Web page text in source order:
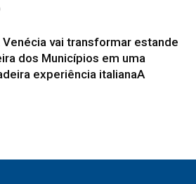
Venécia vai transformar estande
dos Municípios em uma
experiência italianaA